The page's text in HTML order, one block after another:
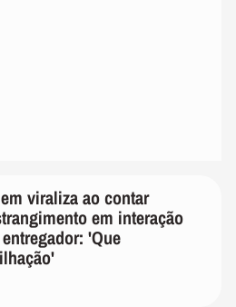
viraliza ao contar
em interação
'Que